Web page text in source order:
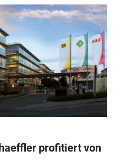
profitiert von